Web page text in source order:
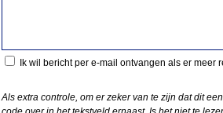
Ik wil bericht per e-mail ontvangen als er meer
Als extra controle, om er zeker van te zijn dat dit